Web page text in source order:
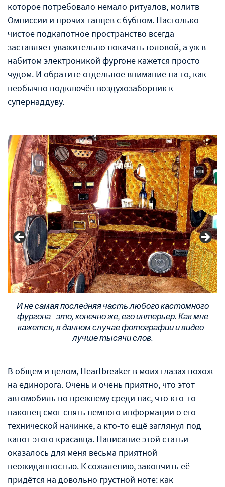
которое потребовало немало ритуалов, молитв
Омниссии и прочих танцев с бубном. Настолько
чистое подкапотное пространство всегда
заставляет уважительно покачать головой, а уж в
набитом электроникой фургоне кажется просто
чудом. И обратите отдельное внимание на то, как
необычно подключён воздухозаборник к
супернаддуву.
И не самая последняя часть любого кастомного
фургона - это, конечно же, его интерьер. Как мне
кажется, в данном случае фотографии и видео -
лучше тысячи слов.
В общем и целом, Heartbreaker в моих глазах похож
на единорога. Очень и очень приятно, что этот
автомобиль по прежнему среди нас, что кто-то
наконец смог снять немного информации о его
технической начинке, а кто-то ещё заглянул под
капот этого красавца. Написание этой статьи
оказалось для меня весьма приятной
неожиданностью. К сожалению, закончить её
придётся на довольно грустной ноте: как